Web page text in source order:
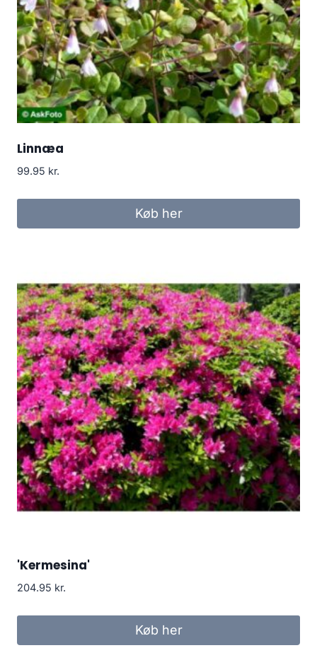
Linnæa
99.95 kr.
Køb her
'Kermesina'
204.95 kr.
Køb her